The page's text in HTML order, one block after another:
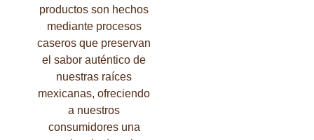
productos son hechos
mediante procesos
caseros que preservan
el sabor auténtico de
nuestras raíces
mexicanas, ofreciendo
a nuestros
consumidores una